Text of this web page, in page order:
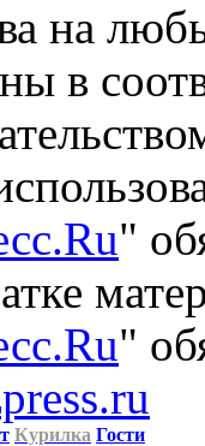
на
в
"
"
Курилка Гости